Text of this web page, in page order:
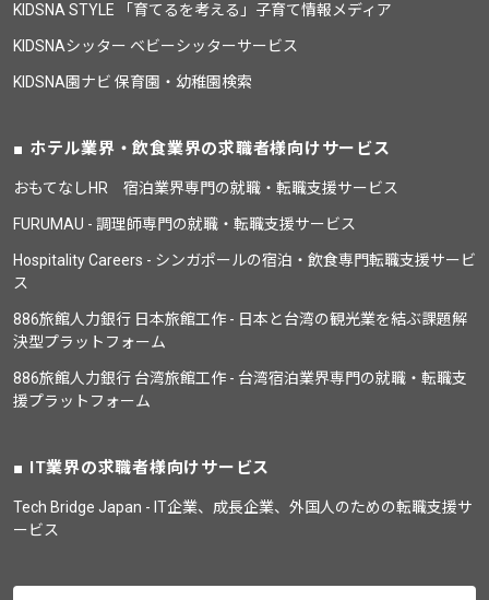
KIDSNA STYLE 「育てるを考える」子育て情報メディア
KIDSNAシッター ベビーシッターサービス
KIDSNA園ナビ 保育園・幼稚園検索
ホテル業界・飲食業界の求職者様向けサービス
おもてなしHR 宿泊業界専門の就職・転職支援サービス
FURUMAU - 調理師専門の就職・転職支援サービス
Hospitality Careers - シンガポールの宿泊・飲食専門転職支援サービ
ス
886旅館人力銀行 日本旅館工作 - 日本と台湾の観光業を結ぶ課題解
決型プラットフォーム
886旅館人力銀行 台湾旅館工作 - 台湾宿泊業界専門の就職・転職支
援プラットフォーム
IT業界の求職者様向けサービス
Tech Bridge Japan - IT企業、成長企業、外国人のための転職支援サ
ービス